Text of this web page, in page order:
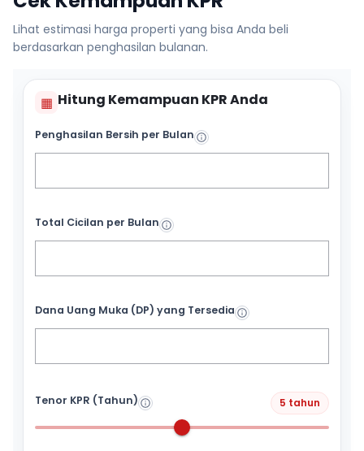
Lihat estimasi harga properti yang bisa Anda beli
berdasarkan penghasilan bulanan.
▦ Hitung Kemampuan KPR Anda
Penghasilan Bersih per Bulan
Total Cicilan per Bulan
Dana Uang Muka (DP) yang Tersedia
Tenor KPR (Tahun) 5 tahun